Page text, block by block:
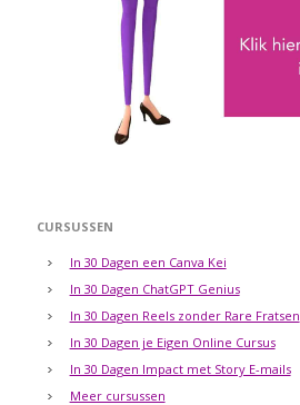
CURSUSSEN
In 30 Dagen een Canva Kei
In 30 Dagen ChatGPT Genius
In 30 Dagen Reels zonder Rare Fratsen
In 30 Dagen je Eigen Online Cursus
In 30 Dagen Impact met Story E-mails
Meer cursussen